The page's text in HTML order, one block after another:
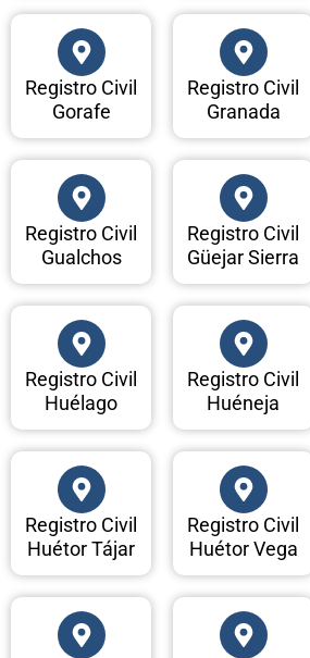
Registro Civil
Gorafe
Registro Civil
Granada
Registro Civil
Gualchos
Registro Civil
Güejar Sierra
Registro Civil
Huélago
Registro Civil
Huéneja
Registro Civil
Huétor Tájar
Registro Civil
Huétor Vega